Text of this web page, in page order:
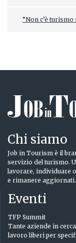
“Non c’è
Chi siamo
Job in Tourism è il
servizio del turismo.
lavorare, individuare
e rimanere aggiornati.
Eventi
TFP Summit
Tante aziende in
lavoro liberi per